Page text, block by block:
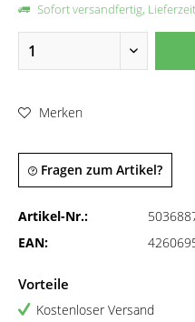
Sofort versandfertig,
Merken
Fragen zum Artikel?
Artikel-Nr.:
EAN:
Vorteile
Kostenloser Versand